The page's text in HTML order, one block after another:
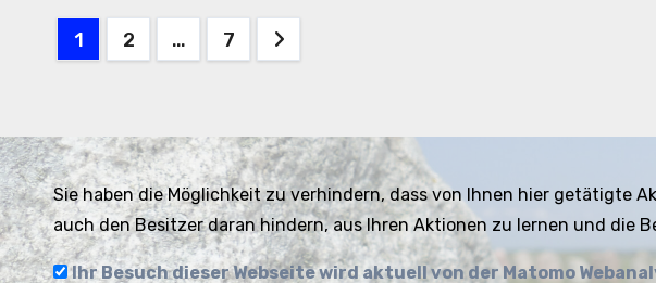
Seitennummerierung
1 2 … 7
Sie haben die Möglichkeit zu verhindern, dass von Ihnen hier getätigte
auch den Besitzer daran hindern, aus Ihren Aktionen zu lernen und die
Ihr Besuch dieser Webseite wird aktuell von der Matomo